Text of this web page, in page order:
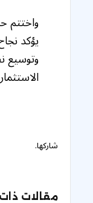
واختتم
يؤكد
وتوسيع
شاركها.
مقالات